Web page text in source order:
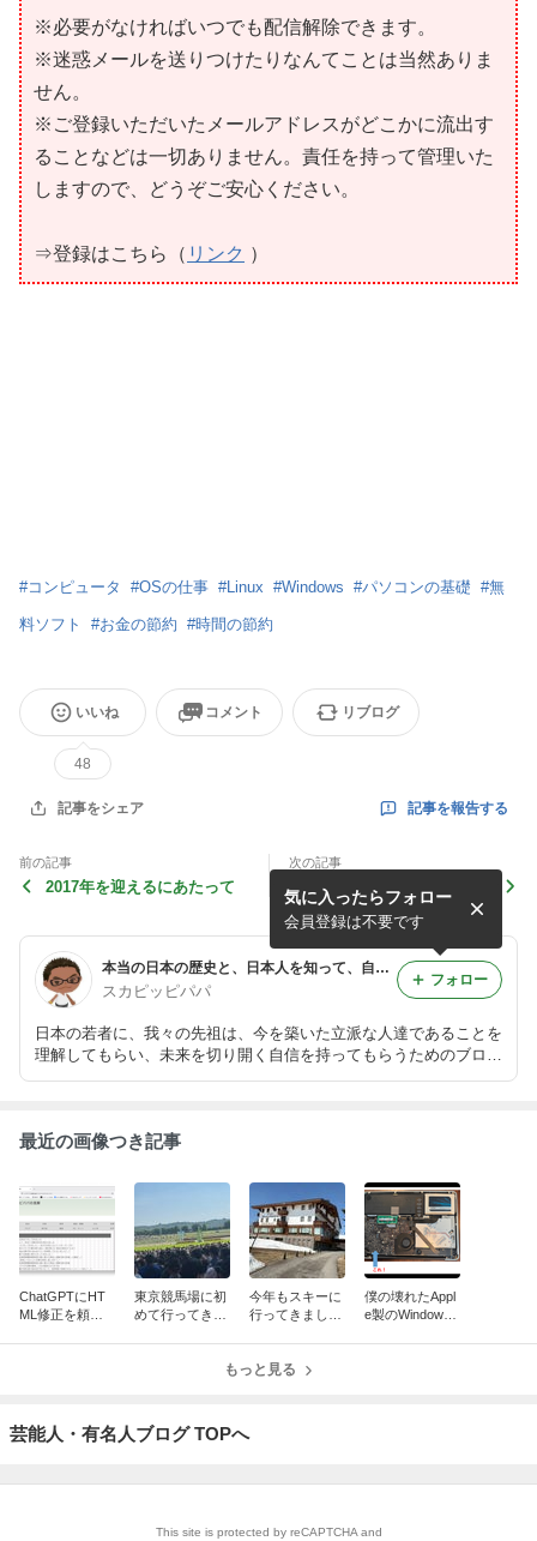
※必要がなければいつでも配信解除できます。
※迷惑メールを送りつけたりなんてことは当然ありま
せん。
※ご登録いただいたメールアドレスがどこかに流出す
ることなどは一切ありません。責任を持って管理いた
しますので、どうぞご安心ください。
⇒登録はこちら（ リンク ）
#コンピュータ #OSの仕事 #Linux #Windows #パソコンの基礎 #無
料ソフト #お金の節約 #時間の節約
いいね
48
コメント リブログ
記事をシェア 記事を報告する
前の記事
2017年を迎えるにあたって
次の記事
ブログ作り 〜 クリップボー
ドとは何か？
本当の日本の歴史と、日本人を知って、自信を持つ日本人になるためのブログ
スカピッピパパ
日本の若者に、我々の先祖は、今を築いた立派な人達であることを
理解してもらい、未来を切り開く自信を持ってもらうためのブログ
です。 閉塞した現代日本社会を打開するためにも、日本人として
気に入ったらフォロー
会員登録は不要です
フォロー
最近の画像つき記事
ChatGPTにHT
ML修正を頼ん
東京競馬場に初
めて行ってきま
今年もスキーに
行ってきました
ヤーです
僕の壊れたAppl
e製のWindows
もっと見る
芸能人・有名人ブログ TOPへ
This site is protected by reCAPTCHA and